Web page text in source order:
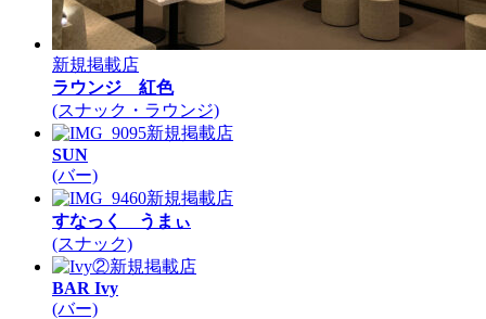
新規掲載店
ラウンジ 紅色
(スナック・ラウンジ)
新規掲載店
SUN
(バー)
新規掲載店
すなっく うまぃ
(スナック)
新規掲載店
BAR Ivy
(バー)